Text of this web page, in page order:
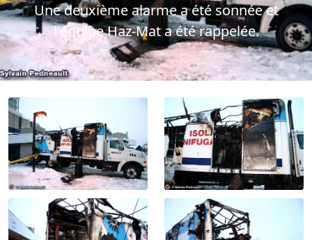
Une deuxième alarme a été sonnée et
l'équipe Haz-Mat a été rappelée.